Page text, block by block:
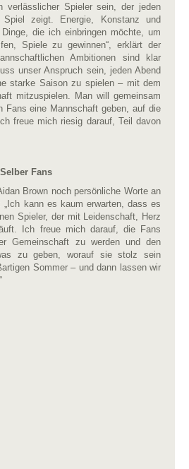
verlässlicher Spieler sein, der jeden
zeigt. Energie, Konstanz und
die ich einbringen möchte, um
Spiele zu gewinnen“, erklärt der
Ambitionen sind klar
unser Anspruch sein, jeden Abend
starke Saison zu spielen – mit dem
mitzuspielen. Man will gemeinsam
Fans eine Mannschaft geben, auf die
freue mich riesig darauf, Teil davon
Fans
Brown noch persönliche Worte an
„Ich kann es kaum erwarten, dass es
Spieler, der mit Leidenschaft, Herz
Ich freue mich darauf, die Fans
Gemeinschaft zu werden und den
zu geben, worauf sie stolz sein
Sommer – und dann lassen wir